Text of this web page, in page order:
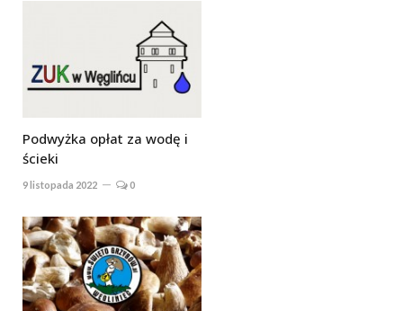
Podwyżka opłat za wodę i
ścieki
9 listopada 2022 0